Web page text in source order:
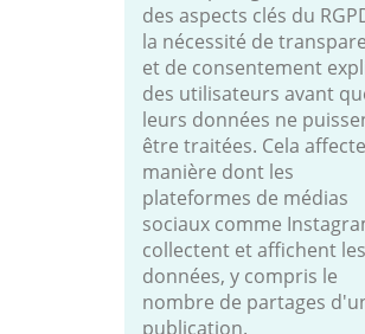
des aspects clés du
la nécessité de
et de consentement
des utilisateurs avant
leurs données ne
être traitées. Cela
manière dont les
plateformes de médias
sociaux comme
collectent et affichent les
données, y compris le
nombre de partages
publication.